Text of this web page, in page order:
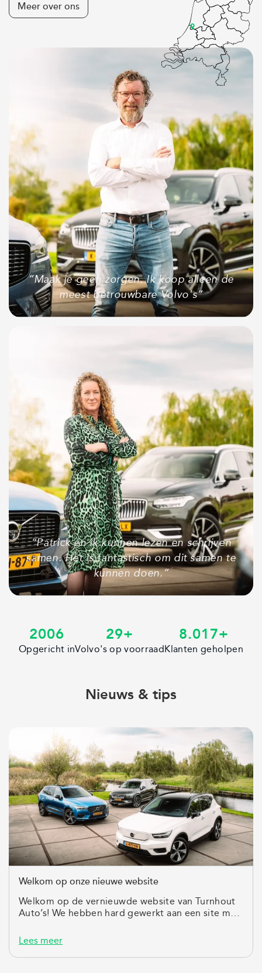
Meer over ons
“Maak je geen zorgen. Ik koop alleen de
meest betrouwbare Volvo's”
“Patrick en ik kunnen lezen en schrijven
samen. Het is fantastisch om dit samen te
kunnen doen.”
2006
Opgericht in
29+
Volvo's op voorraad
8.017+
Klanten geholpen
Nieuws & tips
Welkom op onze nieuwe website
Welkom op de vernieuwde website van Turnhout
Auto’s! We hebben hard gewerkt aan een site met
Lees meer